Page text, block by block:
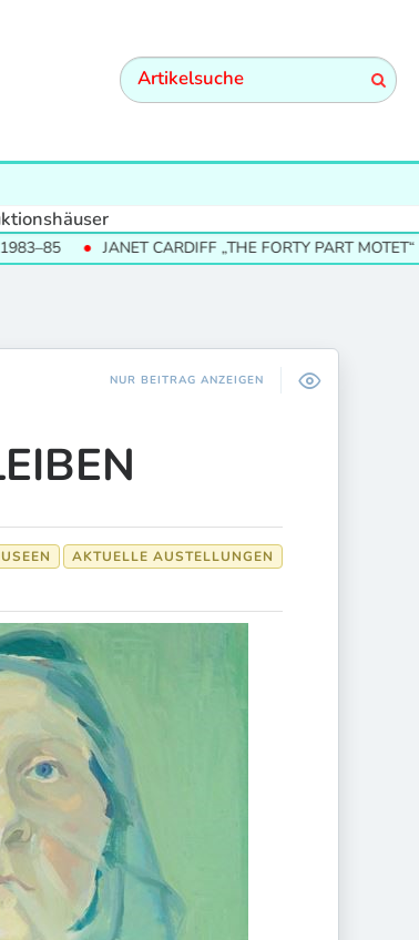
JANET CARDIFF „THE FORTY PART MOTET“
NUR BEITRAG ANZEIGEN
AKTUELLE AUSTELLUNGEN